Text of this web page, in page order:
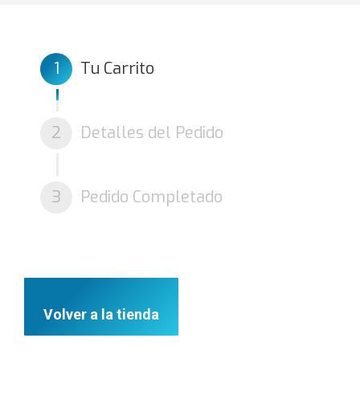
Tu Carrito
1
Detalles del Pedido
2
Pedido Completado
3
Volver a la tienda